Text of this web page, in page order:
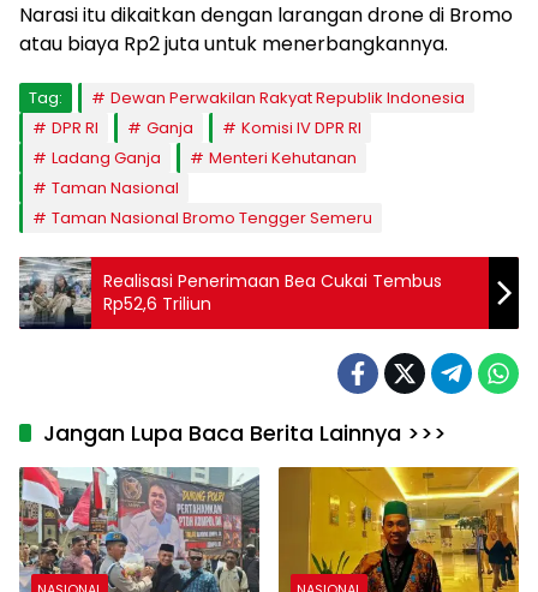
Narasi itu dikaitkan dengan larangan drone di Bromo
atau biaya Rp2 juta untuk menerbangkannya.
Tag:
Dewan Perwakilan Rakyat Republik Indonesia
DPR RI
Ganja
Komisi IV DPR RI
Ladang Ganja
Menteri Kehutanan
Taman Nasional
Taman Nasional Bromo Tengger Semeru
Realisasi Penerimaan Bea Cukai Tembus
Rp52,6 Triliun
Jangan Lupa Baca Berita Lainnya >>>